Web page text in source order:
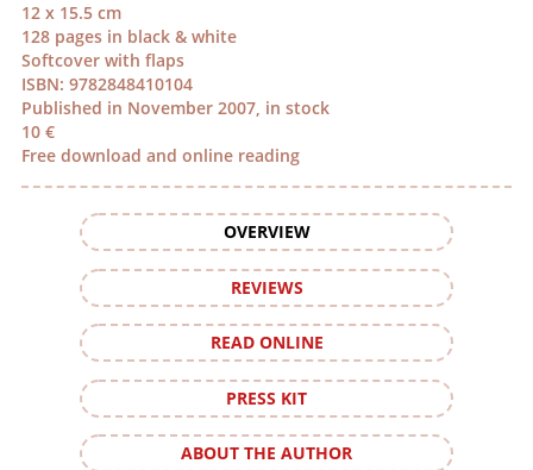
12 x 15.5 cm
128 pages in black & white
Softcover with flaps
ISBN: 9782848410104
Published in November 2007, in stock
10 €
Free download and online reading
OVERVIEW
REVIEWS
READ ONLINE
PRESS KIT
ABOUT THE AUTHOR